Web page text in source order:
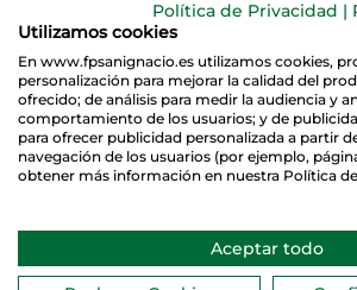
CONTÁCTANOS:
Grupo San Ignacio de
Página web creada y mantenida por
Política de Privacidad |
Utilizamos cookies
En www.fpsanignacio.es utilizamos cookies,
personalización para mejorar la calidad del
ofrecido; de análisis para medir la audiencia y
comportamiento de los usuarios; y de
para ofrecer publicidad personalizada a partir
navegación de los usuarios (por ejemplo,
obtener más información en nuestra Política
Aceptar todo